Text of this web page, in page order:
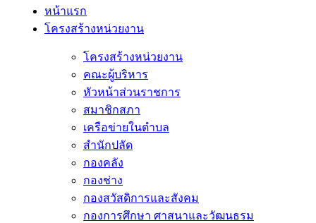
หน้าแรก
โครงสร้างหน่วยงาน
โครงสร้างหน่วยงาน
คณะผู้บริหาร
หัวหน้าส่วนราชการ
สมาชิกสภา
เครือข่ายในตำบล
สำนักปลัด
กองคลัง
กองช่าง
กองสวัสดิการและสังคม
กองการศึกษา ศาสนาและวัฒนธรม